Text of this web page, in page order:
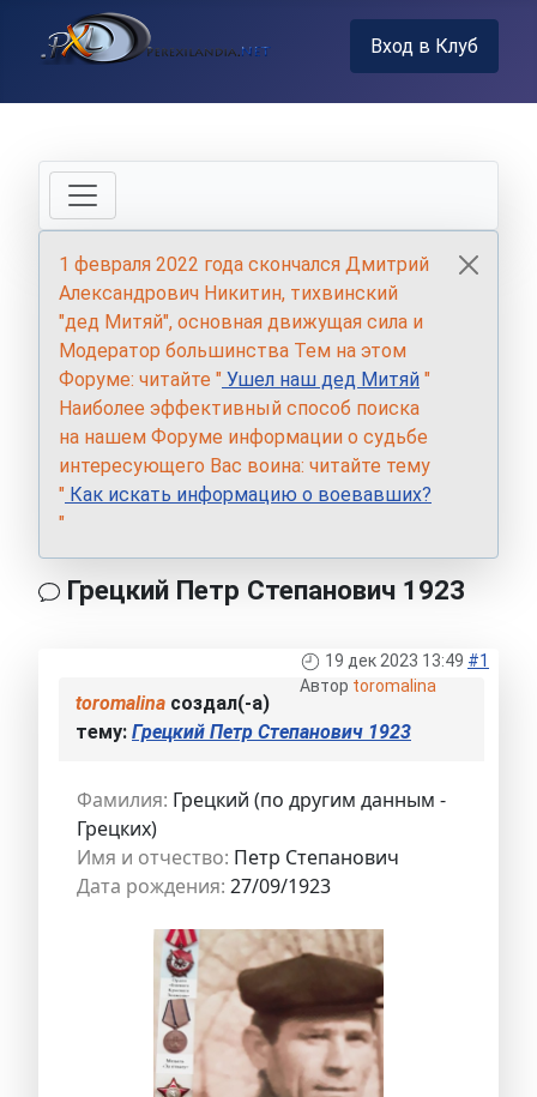
Вход в Клуб
1 февраля 2022 года скончался Дмитрий
Александрович Никитин, тихвинский
"дед Митяй", основная движущая сила и
Модератор большинства Тем на этом
Форуме: читайте " Ушел наш дед Митяй "
Наиболее эффективный способ поиска
на нашем Форуме информации о судьбе
интересующего Вас воина: читайте тему
" Как искать информацию о воевавших?
"
Грецкий Петр Степанович 1923
19 дек 2023 13:49 #1
Автор toromalina
toromalina создал(-а)
тему: Грецкий Петр Степанович 1923
Фамилия: Грецкий (по другим данным -
Грецких)
Имя и отчество: Петр Степанович
Дата рождения: 27/09/1923